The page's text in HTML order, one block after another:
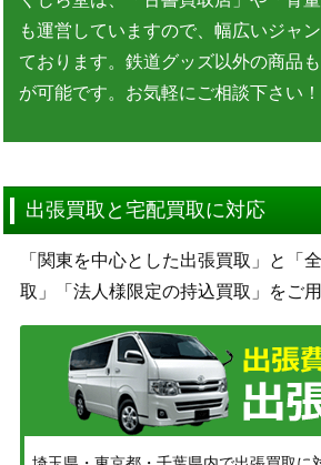
も運営していますので、幅広いジャ
ております。鉄道グッズ以外の商品
が可能です。お気軽にご相談下さい！
出張買取と宅配買取に対応
「関東を中心とした出張買取」と「
取」「法人様限定の持込買取」をご